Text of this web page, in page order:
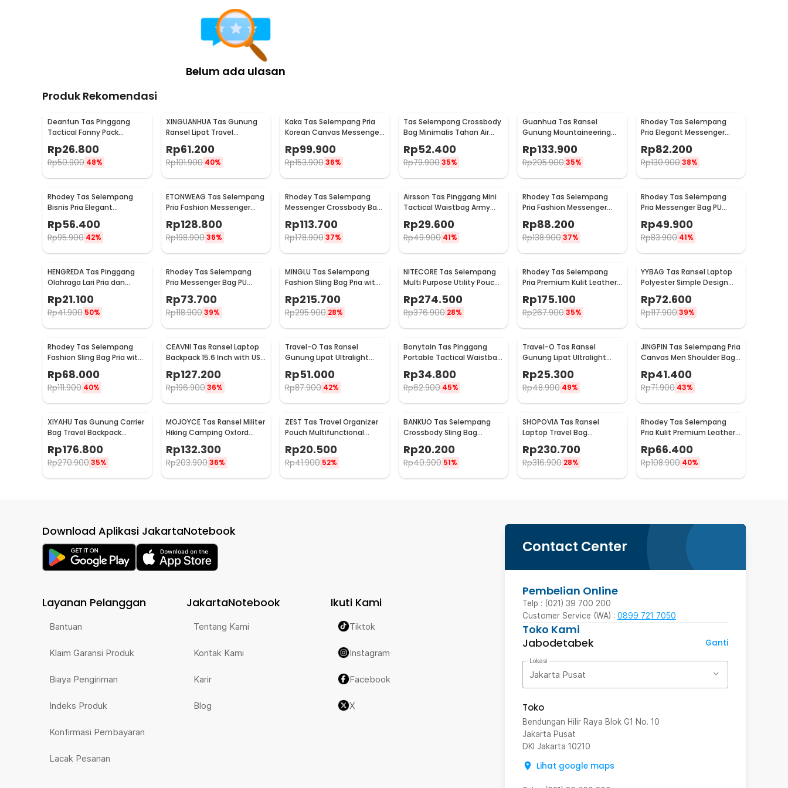
1 x Rhodey Tas Selempang Pria Kulit PU Leather Shoulder Crossbody Bag - BD-27
Belum ada ulasan
Produk Rekomendasi
Deanfun Tas Pinggang
Tactical Fanny Pack
Outdoor Gear 12x5x17.5cm
- ZSXD001
Rp26.800
Rp50.900 48%
XINGUANHUA Tas Gunung
Ransel Lipat Travel
Backpack Waterproof 17L -
GC17
Rp61.200
Rp101.900 40%
Kaka Tas Selempang Pria
Korean Canvas Messenger
Rp99.900
Rp153.900 36%
Tas Selempang Crossbody
Bag Minimalis Tahan Air
Rp52.400
Rp79.90035%
Guanhua Tas Ransel
Gunung Mountaineering
Backpack Outdoor 35 L -
GC35
Rp133.900
Rp205.900 35%
Rhodey Tas Selempang
Pria Elegant Messenger
Crossbody Sling Bag - 6330
Rp82.200
Rp130.90038%
Rhodey Tas Selempang
Bisnis Pria Elegant
Messenger Bag PU Leather
- 9906
Rp56.400
Rp95.900 42%
ETONWEAG Tas Selempang
Pria Fashion Messenger
Bag PU Leather - 9918
Rp128.800
Rp198.90036%
Rhodey Tas Selempang
Messenger Crossbody Bag
Pria - 8001
Rp113.700
Rp178.900 37%
Airsson Tas Pinggang Mini
Tactical Waistbag Army
Look - JSH1525
Rp29.600
Rp49.900 41%
Rhodey Tas Selempang
Pria Fashion Messenger
Bag PU Leather - 18067
Rp88.200
Rp138.900 37%
Rhodey Tas Selempang
Pria Messenger Bag PU
Rp49.900
Rp83.900 41%
HENGREDA Tas Pinggang
Olahraga Lari Pria dan
- TM572
Rp21.100
Rp41.900 50%
Rhodey Tas Selempang
Pria Messenger Bag PU
Leather dengan Dompet -
9066
Rp73.700
Rp118.90039%
MINGLU Tas Selempang
Fashion Sling Bag Pria with
Rp215.700
Rp295.900 28%
NITECORE Tas Selempang
Multi Purpose Utility Pouch
Rp274.500
Rp376.900 28%
Rhodey Tas Selempang
Pria Premium Kulit Leather
Rp175.100
Rp267.900 35%
YYBAG Tas Ransel Laptop
Polyester Simple Design
with USB Charging Port -
KC15
Rp72.600
Rp117.90039%
Rhodey Tas Selempang
Fashion Sling Bag Pria with
USB Slot and Lock - RE880
Rp68.000
Rp111.900 40%
CEAVNI Tas Ransel Laptop
Backpack 15.6 Inch with USB
Rp127.200
Rp196.90036%
Travel-O Tas Ransel
Gunung Lipat Ultralight
LC19
Rp51.000
Rp87.900 42%
Bonytain Tas Pinggang
Portable Tactical Waistbag
Army Look - B1526
Rp34.800
Rp62.900 45%
Travel-O Tas Ransel
Gunung Lipat Ultralight
Backpack Waterproof -
LC21
Rp25.300
Rp48.900 49%
JINGPIN Tas Selempang Pria
Canvas Men Shoulder Bag
Rp41.400
Rp71.900 43%
XIYAHU Tas Gunung Carrier
Bag Travel Backpack
Waterproof 90L - GC90
Rp176.800
Rp270.900 35%
MOJOYCE Tas Ransel Militer
Hiking Camping Oxford
Waterproof 80L - GC62
Rp132.300
Rp203.90036%
ZEST Tas Travel Organizer
Pouch Multifunctional
BM012N1019
Rp20.500
Rp41.900 52%
BANKUO Tas Selempang
Crossbody Sling Bag
- BK22
Rp20.200
Rp40.900 51%
SHOPOVIA Tas Ransel
Laptop Travel Bag
Waterproof with USB Port
35L - KC14
Rp230.700
Rp316.900 28%
Rhodey Tas Selempang
Pria Kulit Premium Leather
Bag - 1106-2W
Rp66.400
Rp108.900 40%
Contact Center
Pembelian Online
Telp : (021) 39 700 200
Customer Service (WA) : 0899 721 7050
Toko Kami
Jabodetabek
Ganti
Lokasi
Jakarta Pusat
Toko
Bendungan Hilir Raya Blok G1 No. 10
Jakarta Pusat
DKI Jakarta 10210
Lihat google maps
Download Aplikasi JakartaNotebook
Layanan Pelanggan
Bantuan
Klaim Garansi Produk
Biaya Pengiriman
Indeks Produk
Konfirmasi Pembayaran
Lacak Pesanan
JakartaNotebook
Tentang Kami
Kontak Kami
Karir
Blog
Ikuti Kami
Tiktok
Instagram
Facebook
X